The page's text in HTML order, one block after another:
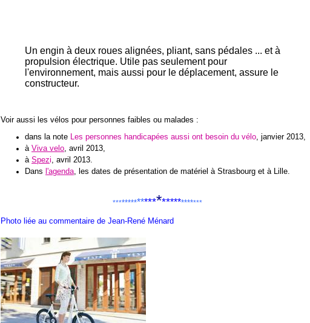
Un engin à deux roues alignées, pliant, sans pédales ... et à
propulsion électrique. Utile pas seulement pour
l'environnement, mais aussi pour le déplacement, assure le
constructeur.
Voir aussi les vélos pour personnes faibles ou malades :
dans la note Les personnes handicapées aussi ont besoin du vélo, janvier 2013,
à Viva velo, avril 2013,
à Spezi, avril 2013.
Dans l'agenda, les dates de présentation de matériel à Strasbourg et à Lille.
**************************
Photo liée au commentaire de Jean-René Ménard